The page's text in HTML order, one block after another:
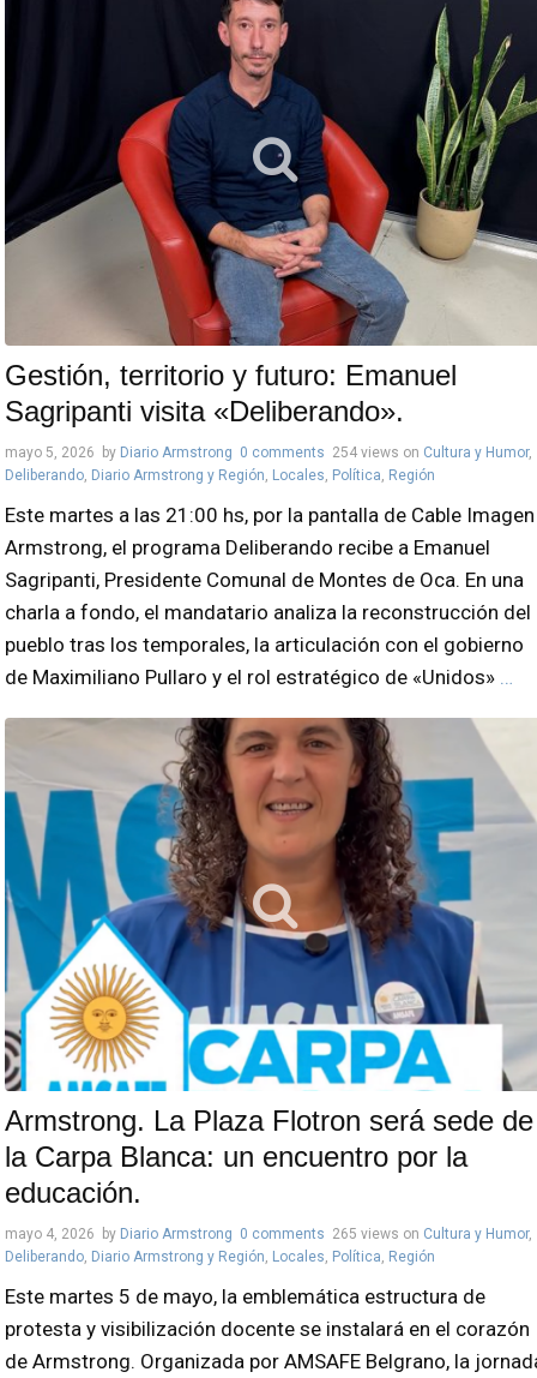
Gestión, territorio y futuro: Emanuel
Sagripanti visita «Deliberando».
mayo 5, 2026 by Diario Armstrong 0 comments 254 views on Cultura y Humor,
Deliberando, Diario Armstrong y Región, Locales, Política, Región
Este martes a las 21:00 hs, por la pantalla de Cable Imagen
Armstrong, el programa Deliberando recibe a Emanuel
Sagripanti, Presidente Comunal de Montes de Oca. En una
charla a fondo, el mandatario analiza la reconstrucción del
pueblo tras los temporales, la articulación con el gobierno
de Maximiliano Pullaro y el rol estratégico de «Unidos»
Armstrong. La Plaza Flotron será sede de
la Carpa Blanca: un encuentro por la
educación.
mayo 4, 2026 by Diario Armstrong 0 comments 265 views on Cultura y Humor,
Deliberando, Diario Armstrong y Región, Locales, Política, Región
Este martes 5 de mayo, la emblemática estructura de
protesta y visibilización docente se instalará en el corazón
de Armstrong. Organizada por AMSAFE Belgrano, la